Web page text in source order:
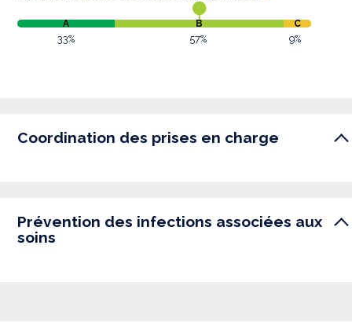
A B C
33% 57% 9%
Coordination des prises en charge
Prévention des infections associées aux
soins